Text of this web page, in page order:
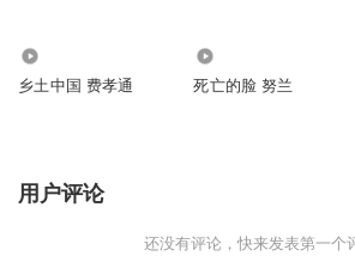
乡土中国 费孝通 死亡的脸 努兰
用户评论
还没有评论，快来发表第一个